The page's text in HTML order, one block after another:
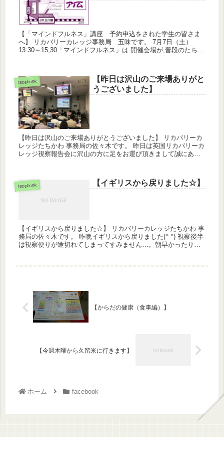
【「マインドフルネス」講座 予約申込をされた学生の皆さま
へ】 リカバリーカレッジ事務局 五味です。 7月7日（土）
13:30～15;30「マインドフルネス」は 開催会場が,普段のたちか
facebook
【昨日は沢山のご来場ありがと
うございました】
【昨日は沢山のご来場ありがとうございました】 リカバリーカ
レッジたちかわ 事務局の佐々木です。 昨日は英国リカバリーカ
レッジ視察報告会に沢山の方に足をお運び頂きまして誠にあり
facebook 【イギリスから戻りました☆】
【イギリスから戻りました☆】 リカバリーカレッジたちかわ 事
務局の佐々木です。 昨晩イギリスから戻りました(^-^) 視察後半
は視察便りが途切れてしまってすみません…。朝早かったり、
【からだの健康（食事編）】
【今週木曜から久留米に行きます】
ホーム facebook